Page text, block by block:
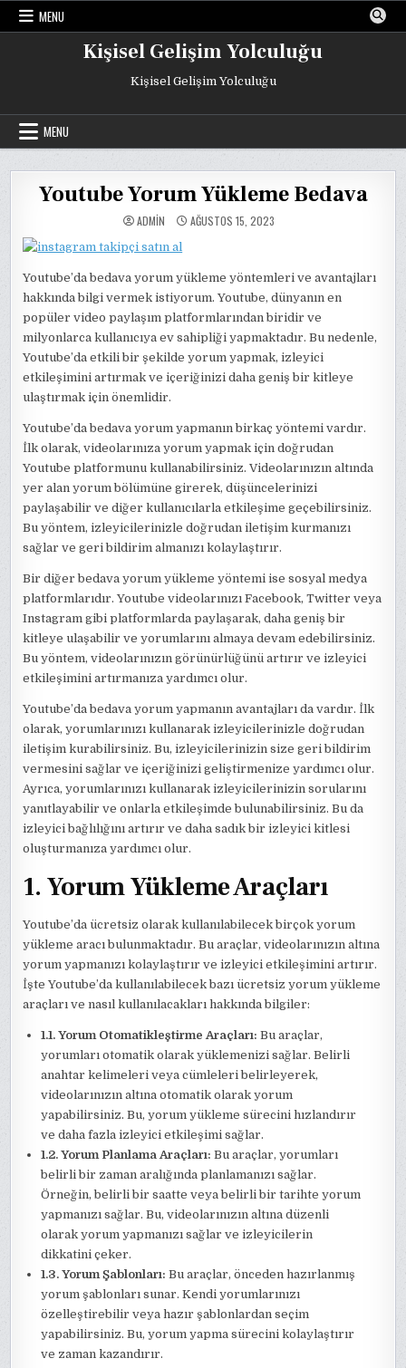
Skip
MENU
Kişisel Gelişim Yolculuğu
Kişisel Gelişim Yolculuğu
MENU
Youtube Yorum Yükleme Bedava
ADMIN AĞUSTOS 15, 2023
Youtube’da bedava yorum yükleme yöntemleri ve avantajları
hakkında bilgi vermek istiyorum. Youtube, dünyanın en
popüler video paylaşım platformlarından biridir ve
milyonlarca kullanıcıya ev sahipliği yapmaktadır. Bu nedenle,
Youtube’da etkili bir şekilde yorum yapmak, izleyici
etkileşimini artırmak ve içeriğinizi daha geniş bir kitleye
ulaştırmak için önemlidir.
Youtube’da bedava yorum yapmanın birkaç yöntemi vardır.
İlk olarak, videolarınıza yorum yapmak için doğrudan
Youtube platformunu kullanabilirsiniz. Videolarınızın altında
yer alan yorum bölümüne girerek, düşüncelerinizi
paylaşabilir ve diğer kullanıcılarla etkileşime geçebilirsiniz.
Bu yöntem, izleyicilerinizle doğrudan iletişim kurmanızı
sağlar ve geri bildirim almanızı kolaylaştırır.
Bir diğer bedava yorum yükleme yöntemi ise sosyal medya
platformlarıdır. Youtube videolarınızı Facebook, Twitter veya
Instagram gibi platformlarda paylaşarak, daha geniş bir
kitleye ulaşabilir ve yorumlarını almaya devam edebilirsiniz.
Bu yöntem, videolarınızın görünürlüğünü artırır ve izleyici
etkileşimini artırmanıza yardımcı olur.
Youtube’da bedava yorum yapmanın avantajları da vardır. İlk
olarak, yorumlarınızı kullanarak izleyicilerinizle doğrudan
iletişim kurabilirsiniz. Bu, izleyicilerinizin size geri bildirim
vermesini sağlar ve içeriğinizi geliştirmenize yardımcı olur.
Ayrıca, yorumlarınızı kullanarak izleyicilerinizin sorularını
yanıtlayabilir ve onlarla etkileşimde bulunabilirsiniz. Bu da
izleyici bağlılığını artırır ve daha sadık bir izleyici kitlesi
oluşturmanıza yardımcı olur.
1. Yorum Yükleme Araçları
Youtube’da ücretsiz olarak kullanılabilecek birçok yorum
yükleme aracı bulunmaktadır. Bu araçlar, videolarınızın altına
yorum yapmanızı kolaylaştırır ve izleyici etkileşimini artırır.
İşte Youtube’da kullanılabilecek bazı ücretsiz yorum yükleme
araçları ve nasıl kullanılacakları hakkında bilgiler:
1.1. Yorum Otomatikleştirme Araçları: Bu araçlar,
yorumları otomatik olarak yüklemenizi sağlar. Belirli
anahtar kelimeleri veya cümleleri belirleyerek,
videolarınızın altına otomatik olarak yorum
yapabilirsiniz. Bu, yorum yükleme sürecini hızlandırır
ve daha fazla izleyici etkileşimi sağlar.
1.2. Yorum Planlama Araçları: Bu araçlar, yorumları
belirli bir zaman aralığında planlamanızı sağlar.
Örneğin, belirli bir saatte veya belirli bir tarihte yorum
yapmanızı sağlar. Bu, videolarınızın altına düzenli
olarak yorum yapmanızı sağlar ve izleyicilerin
dikkatini çeker.
1.3. Yorum Şablonları: Bu araçlar, önceden hazırlanmış
yorum şablonları sunar. Kendi yorumlarınızı
özelleştirebilir veya hazır şablonlardan seçim
yapabilirsiniz. Bu, yorum yapma sürecini kolaylaştırır
ve zaman kazandırır.